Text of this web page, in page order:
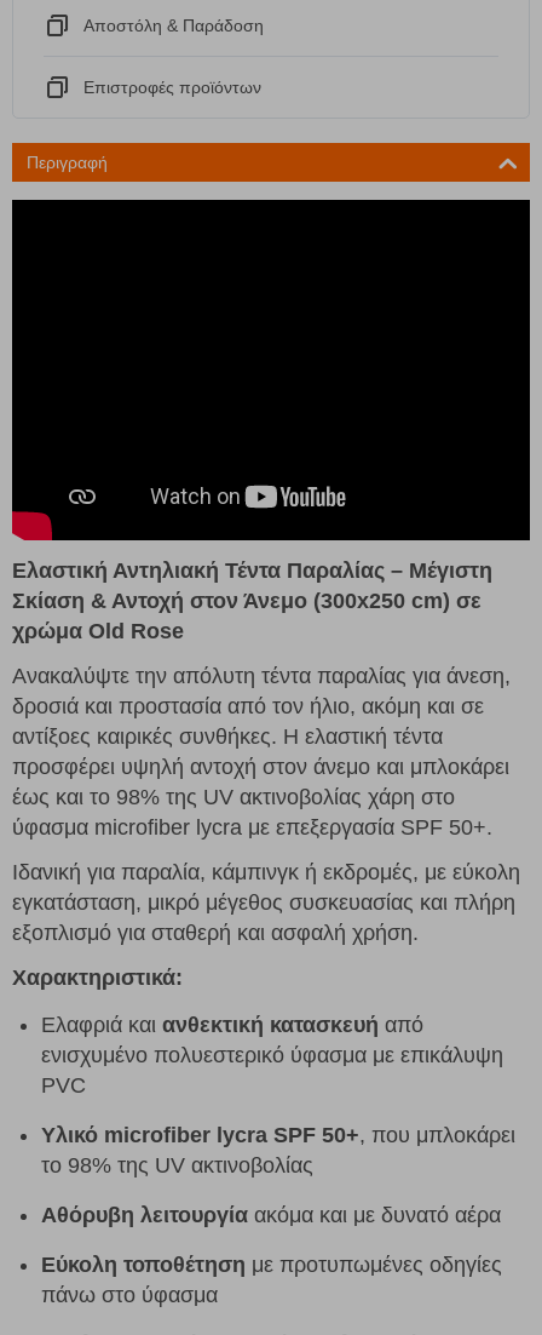
Αποστόλη & Παράδοση
Eπιστροφές προϊόντων
Περιγραφή
Ελαστική Αντηλιακή Τέντα Παραλίας – Μέγιστη
Σκίαση & Αντοχή στον Άνεμο (300x250 cm) σε
χρώμα Old Rose
Ανακαλύψτε την απόλυτη τέντα παραλίας για άνεση,
δροσιά και προστασία από τον ήλιο, ακόμη και σε
αντίξοες καιρικές συνθήκες. Η ελαστική τέντα
προσφέρει υψηλή αντοχή στον άνεμο και μπλοκάρει
έως και το 98% της UV ακτινοβολίας χάρη στο
ύφασμα microfiber lycra με επεξεργασία SPF 50+.
Ιδανική για παραλία, κάμπινγκ ή εκδρομές, με εύκολη
εγκατάσταση, μικρό μέγεθος συσκευασίας και πλήρη
εξοπλισμό για σταθερή και ασφαλή χρήση.
Χαρακτηριστικά:
Ελαφριά και ανθεκτική κατασκευή από
ενισχυμένο πολυεστερικό ύφασμα με επικάλυψη
PVC
Υλικό microfiber lycra SPF 50+, που μπλοκάρει
το 98% της UV ακτινοβολίας
Αθόρυβη λειτουργία ακόμα και με δυνατό αέρα
Εύκολη τοποθέτηση με προτυπωμένες οδηγίες
πάνω στο ύφασμα